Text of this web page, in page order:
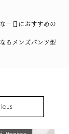
一日におすすめの
るメンズパンツ型